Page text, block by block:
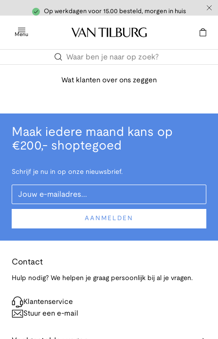
Op werkdagen voor 15.00 besteld, morgen in huis
Menu
Wat klanten over ons zeggen
Maak iedere maand kans op
€200,- shoptegoed
Schrijf je nu in op onze nieuwsbrief.
Your Email
AANMELDEN
Contact
Hulp nodig? We helpen je graag persoonlijk bij al je vragen.
Klantenservice
Stuur een e-mail